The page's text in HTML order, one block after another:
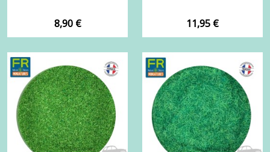
Prix
8,90 € Prix
11,95 €